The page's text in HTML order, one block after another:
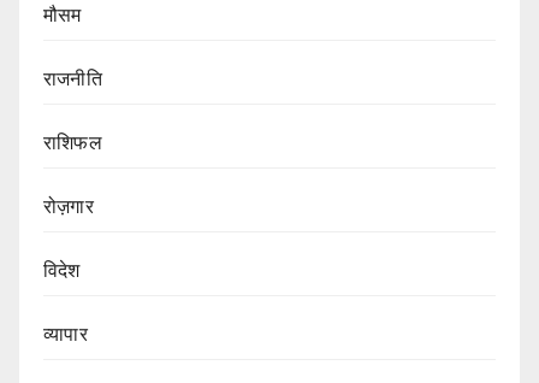
मौसम
राजनीति
राशिफल
रोज़गार
विदेश
व्यापार